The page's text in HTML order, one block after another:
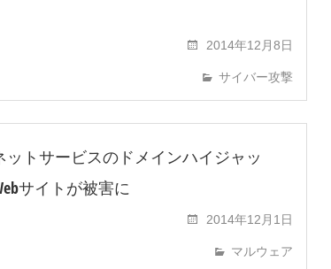
2014年12月8日
サイバー攻撃
ットサービスのドメインハイジャッ
サイトが被害に
2014年12月1日
マルウェア